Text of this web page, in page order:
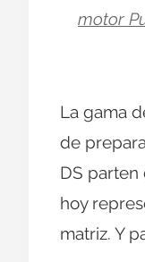
motor
La gama
de
DS parten
hoy
matriz. Y